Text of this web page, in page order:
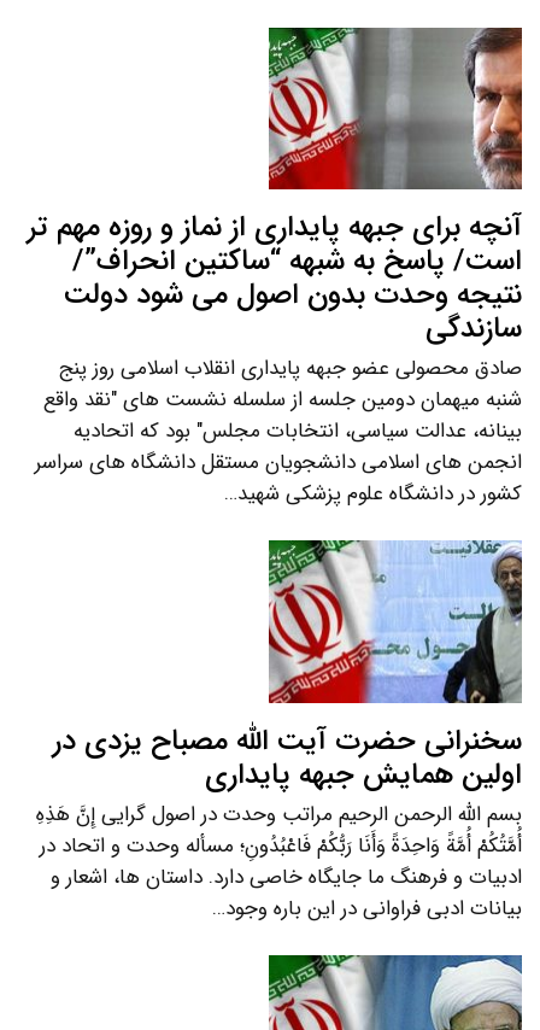
آنچه برای جبهه پایداری از نماز و روزه مهم تر
است/ پاسخ به شبهه “ساکتین انحراف”/
نتیجه وحدت بدون اصول می شود دولت
سازندگی
صادق محصولی عضو جبهه پایداری انقلاب اسلامی روز پنج
شنبه میهمان دومین جلسه از سلسله نشست های "نقد واقع
بینانه، عدالت سیاسی، انتخابات مجلس" بود که اتحادیه
انجمن های اسلامی دانشجویان مستقل دانشگاه های سراسر
کشور در دانشگاه علوم پزشکی شهید…
سخنرانی حضرت آیت الله مصباح یزدی در
اولین همایش جبهه پایداری
بسم الله الرحمن الرحیم مراتب وحدت در اصول گرایی إِنَّ هَذِهِ
أُمَّتُکُمْ أُمَّةً وَاحِدَةً وَأَنَا رَبُّکُمْ فَاعْبُدُونِ؛ مسأله وحدت و اتحاد در
ادبیات و فرهنگ ما جایگاه خاصی دارد. داستان ها، اشعار و
بیانات ادبی فراوانی در این باره وجود…